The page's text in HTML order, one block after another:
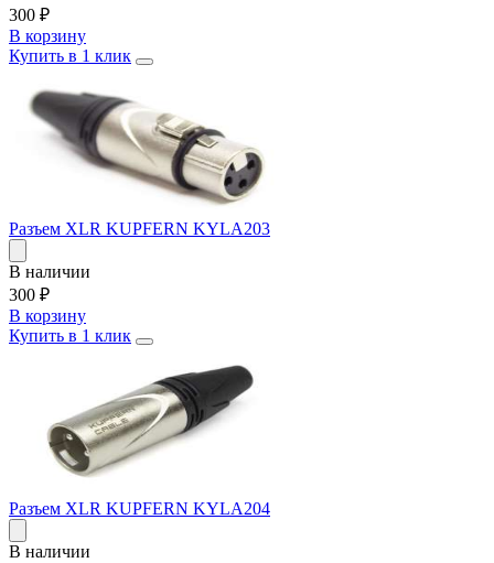
300 ₽
В корзину
Купить в 1 клик
Разъем XLR KUPFERN KYLA203
В наличии
300 ₽
В корзину
Купить в 1 клик
Разъем XLR KUPFERN KYLA204
В наличии